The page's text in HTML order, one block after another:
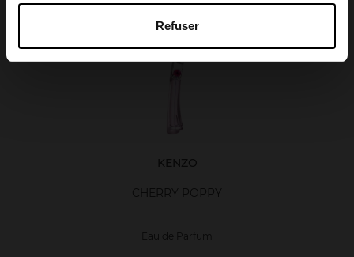
Refuser
Oublié quelque chose ?
KENZO
CHERRY POPPY
Eau de Parfum